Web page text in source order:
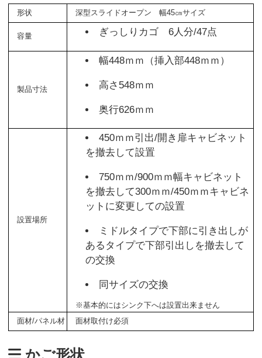
形状 深型スライドオープン 幅45㎝サイズ
容量 ぎっしりカゴ 6人分/47点
製品寸法
幅448ｍｍ（挿入部448ｍｍ）
高さ548ｍｍ
奥行626ｍｍ
設置場所
450ｍｍ引出/開き扉キャビネット
を撤去して設置
750ｍｍ/900ｍｍ幅キャビネット
を撤去して300ｍｍ/450ｍｍキャビネ
ットに変更しての設置
ミドルタイプで下部に引き出しが
あるタイプで下部引出しを撤去して
の交換
同サイズの交換
※基本的にはシンク下へは設置出来ません
面材/パネル材
面材取付け必須
かご形状